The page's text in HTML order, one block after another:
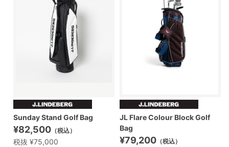
Sunday Stand Golf Bag
¥82,500 （税込）
税抜 ¥75,000
JL Flare Colour Block Golf
Bag
¥79,200 （税込）